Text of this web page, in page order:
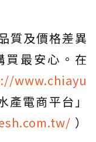
質及價格差異
買最安心。在
www.chiayu
產電商平台」
）